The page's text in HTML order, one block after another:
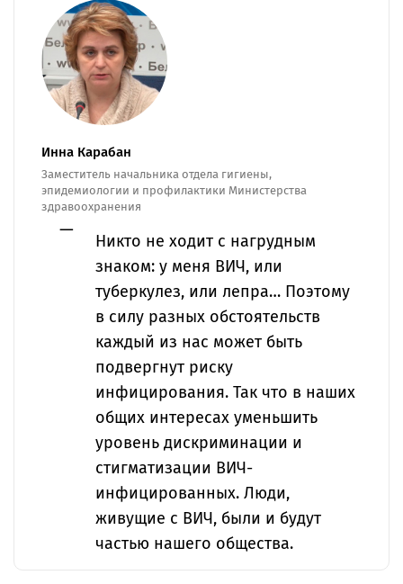
Инна Карабан
Заместитель начальника отдела гигиены,
эпидемиологии и профилактики Министерства
здравоохранения
Никто не ходит с нагрудным
знаком: у меня ВИЧ, или
туберкулез, или лепра… Поэтому
в силу разных обстоятельств
каждый из нас может быть
подвергнут риску
инфицирования. Так что в наших
общих интересах уменьшить
уровень дискриминации и
стигматизации ВИЧ-
инфицированных. Люди,
живущие с ВИЧ, были и будут
частью нашего общества.